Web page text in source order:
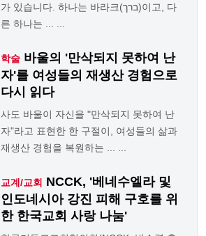
가 있습니다. 하나는 바라크(ברך)이고, 다
른 하나는 ... ...
학술 바울의 '만삭되지 못하여 난
자'를 여성들의 재생산 경험으로
다시 읽다
사도 바울이 자신을 "만삭되지 못하여 난
자"라고 표현한 한 구절이, 여성들의 삶과
재생산 경험을 복원하는 ... ...
교계/교회 NCCK, '베네수엘라 및
인도네시아 강진 피해 구호를 위
한 한국교회 사랑 나눔'